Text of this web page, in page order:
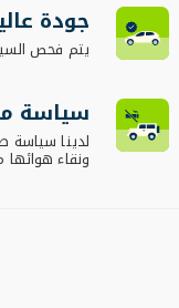
جودة
يتم فحص
سياسة
لدينا سياسة
ونقاء